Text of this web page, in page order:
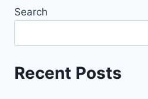
Search
Recent Posts